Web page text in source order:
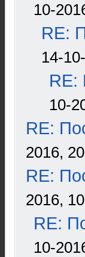
10-
RE:
14-
RE:
10-
RE:
2016,
RE:
2016,
RE:
10-